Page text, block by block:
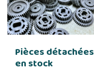
Pièces détachées
en stock